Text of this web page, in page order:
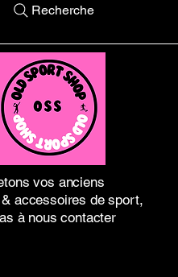
vos anciens
accessoires de sport,
à nous contacter
Recherche